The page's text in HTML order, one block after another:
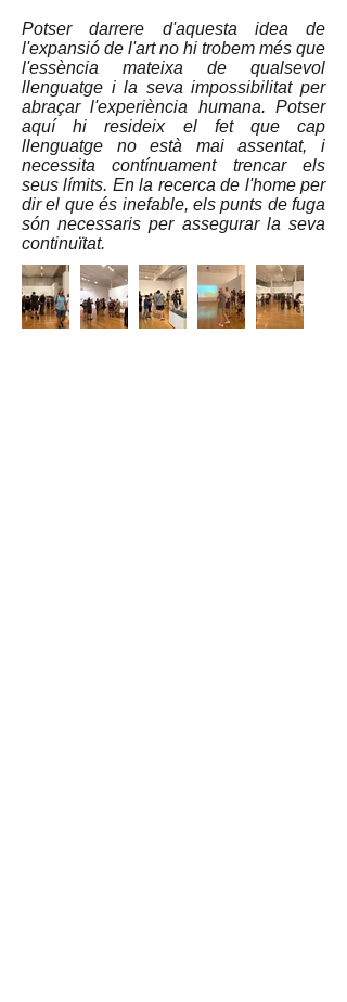
Potser darrere d'aquesta idea de
l'expansió de l'art no hi trobem més que
l'essència mateixa de qualsevol
llenguatge i la seva impossibilitat per
abraçar l'experiència humana. Potser
aquí hi resideix el fet que cap
llenguatge no està mai assentat, i
necessita contínuament trencar els
seus límits. En la recerca de l'home per
dir el que és inefable, els punts de fuga
són necessaris per assegurar la seva
continuïtat.